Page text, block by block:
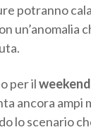
potranno
un’anomalia
per il
ancora ampi
lo scenario